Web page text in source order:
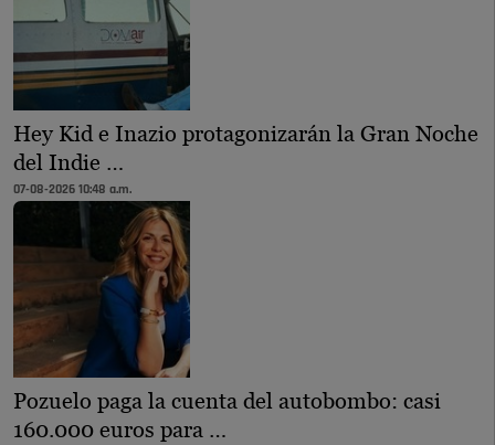
Hey Kid e Inazio protagonizarán la Gran Noche
del Indie …
07-08-2026 10:48 a.m.
Pozuelo paga la cuenta del autobombo: casi
160.000 euros para …